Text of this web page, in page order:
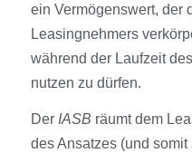
ein Vermögens­wert, der
Leasingnehmers
während der Laufzeit
nutzen zu dürfen.
Der IASB räumt dem
des Ansatzes (und